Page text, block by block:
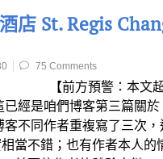
店 St. Regis
75 Comments
【前方預警：本文
經是咱們博客第三篇關
不同作者重複寫了三次
當不錯；也有作者本人